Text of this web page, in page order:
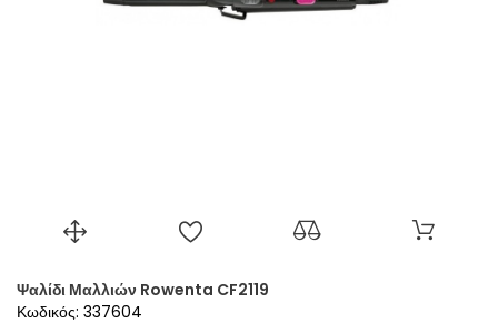
Ψαλίδι Μαλλιών Rowenta CF2119
Κωδικός: 337604